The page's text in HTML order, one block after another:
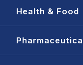
Health & Food